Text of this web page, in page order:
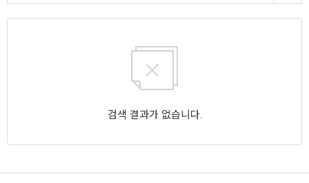
검색 결과가 없습니다.